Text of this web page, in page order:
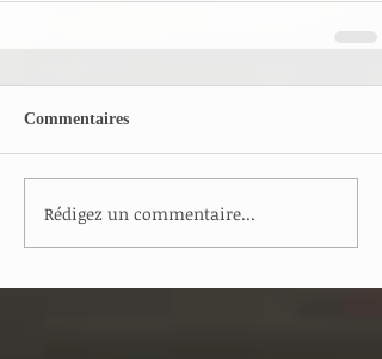
Commentaires
Rédigez un commentaire...